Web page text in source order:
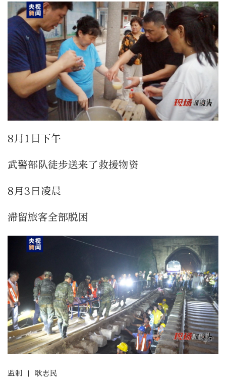
8月1日下午
武警部队徒步送来了救援物资
8月3日凌晨
滞留旅客全部脱困
监制 | 耿志民